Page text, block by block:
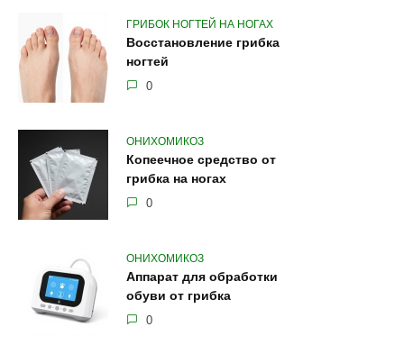
ГРИБОК НОГТЕЙ НА НОГАХ
Восстановление грибка
ногтей
0
ОНИХОМИКОЗ
Копеечное средство от
грибка на ногах
0
ОНИХОМИКОЗ
Аппарат для обработки
обуви от грибка
0